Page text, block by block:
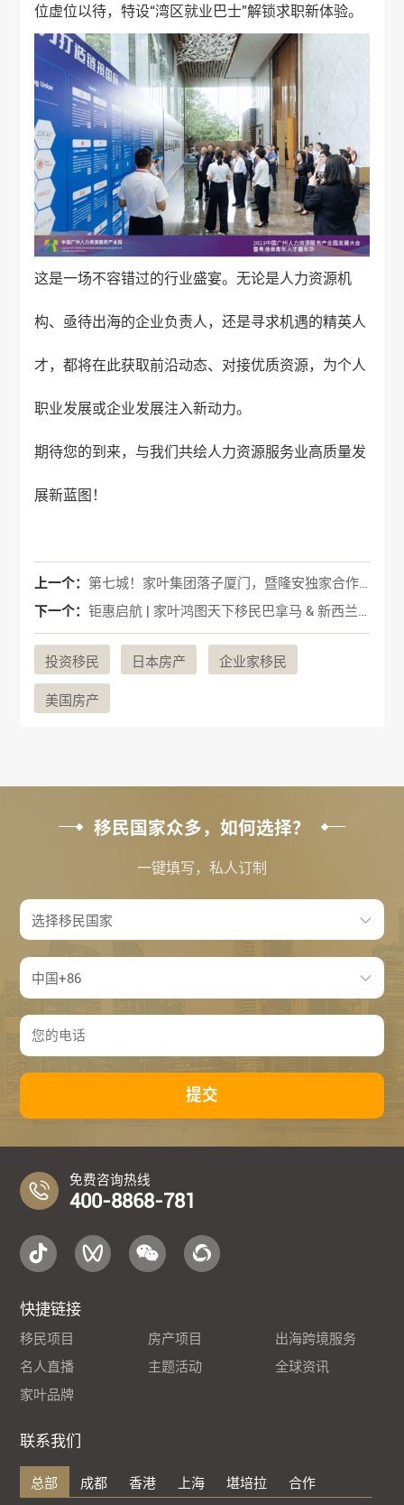
位虚位以待，特设“湾区就业巴士”解锁求职新体验。
这是一场不容错过的行业盛宴。无论是人力资源机
构、亟待出海的企业负责人，还是寻求机遇的精英人
才，都将在此获取前沿动态、对接优质资源，为个人
职业发展或企业发展注入新动力。
期待您的到来，与我们共绘人力资源服务业高质量发
展新蓝图！
上一个：
第七城！家叶集团落子厦门，暨隆安独家合作铸就移民新标杆！
下一个：
钜惠启航 | 家叶鸿图天下移民巴拿马 & 新西兰专属优惠月盛大开启
投资移民 日本房产 企业家移民
美国房产
移民国家众多，如何选择？
一键填写，私人订制
提交
免费咨询热线
400-8868-781
快捷链接
移民项目 房产项目
出海跨境服务
名人直播
主题活动
全球资讯
家叶品牌
联系我们
总部 成都 香港 上海 堪培拉 合作